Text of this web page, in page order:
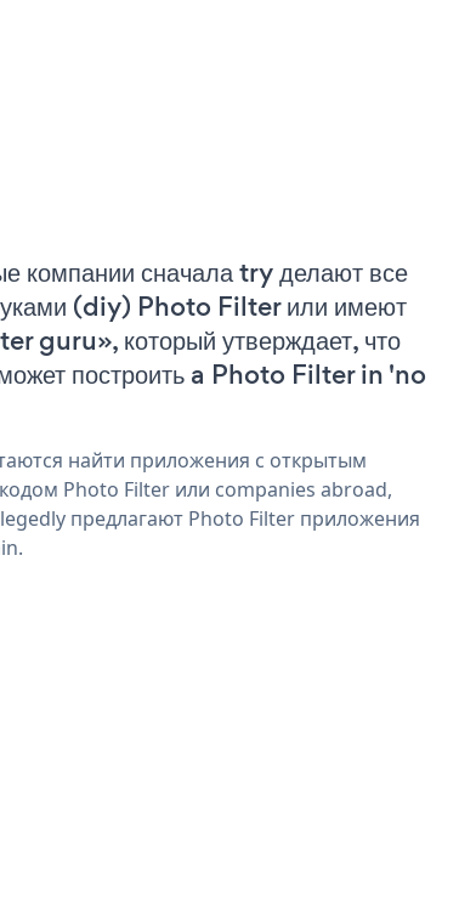
компании сначала try делают все
(diy) Photo Filter или имеют
guru», который утверждает, что
построить a Photo Filter in 'no
найти приложения с открытым
Photo Filter или companies abroad,
предлагают Photo Filter приложения